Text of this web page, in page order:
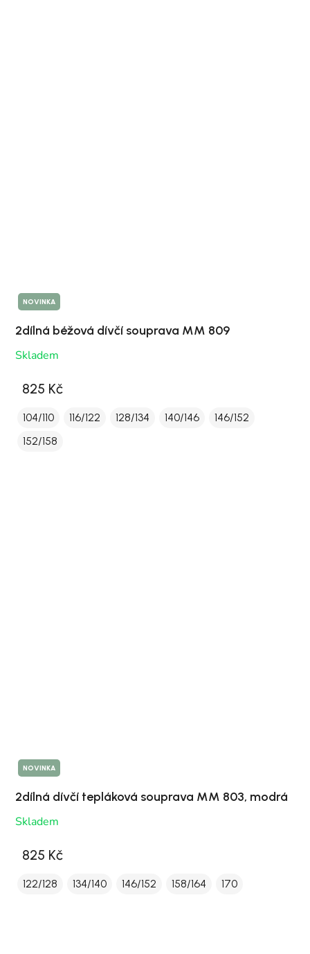
NOVINKA
2dílná béžová dívčí souprava MM 809
Skladem
825 Kč
104/110 116/122 128/134 140/146
146/152
152/158
NOVINKA
2dílná dívčí tepláková souprava MM 803, modrá
Skladem
825 Kč
122/128 134/140 146/152 158/164 170